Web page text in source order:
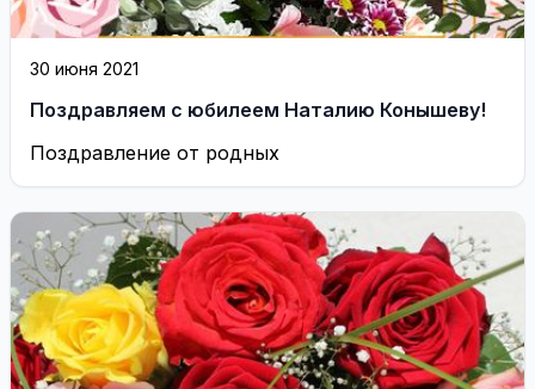
30 июня 2021
Поздравляем с юбилеем Наталию Конышеву!
Поздравление от родных